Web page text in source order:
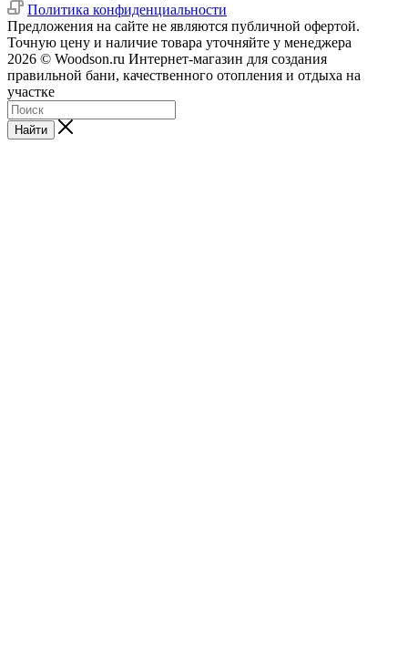
Политика конфиденциальности
Предложения на сайте не являются публичной офертой.
Точную цену и наличие товара уточняйте у менеджера
2026 © Woodson.ru Интернет-магазин для создания
правильной бани, качественного отопления и отдыха на
участке
Найти